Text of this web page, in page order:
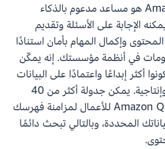
Amazon Q Business هو مساعد مدعوم بالذكاء
الإجابة على الأسئلة وتقديم
وإكمال المهام بأمان استنادًا
في أنظمة مؤسستك. إنه يمكّن
أكثر إبداعًا واعتمادًا على البيانات
وكفاءة واستعدادًا وإنتاجية. يمكن جدولة أكثر من 40
موصلاً مدعومًا من Amazon Q للأعمال لمزامنة فهرسك
المحددة، وبالتالي تبحث دائمًا